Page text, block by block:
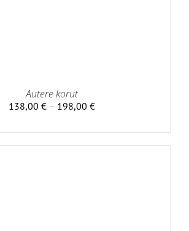
Autere korut
138,00 € – 198,00 €Hintaluokka: